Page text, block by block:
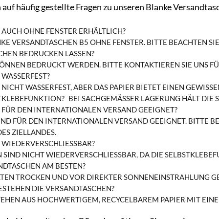
häufig gestellte Fragen zu unseren Blanke
OHNE FENSTER ERHÄLTLICH?
VERSANDTASCHEN B5 OHNE FENSTER. BITTE BEACHTEN
BEDRUCKEN LASSEN?
BEDRUCKT WERDEN. BITTE KONTAKTIEREN SIE UNS
WASSERFEST, ABER DAS PAPIER BIETET EINEN
BEI SACHGEMÄSSER LAGERUNG HÄLT DIE
DEN INTERNATIONALEN VERSAND GEEIGNET?
FÜR DEN INTERNATIONALEN VERSAND GEEIGNET. BITTE
ZIELLANDES.
SIND NICHT WIEDERVERSCHLIESSBAR, DA DIE
AM BESTEN?
TROCKEN UND VOR DIREKTER SONNENEINSTRAHLUNG
DIE VERSANDTASCHEN?
AUS HOCHWERTIGEM, RECYCELBAREM PAPIER MIT